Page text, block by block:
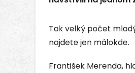
Tak velký počet
najdete jen málokde.
František Merenda,